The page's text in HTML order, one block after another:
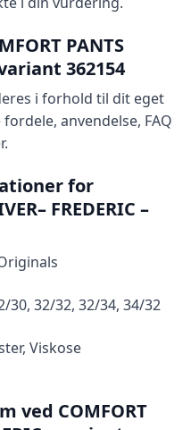
PANTS
variant 362154
i forhold til dit eget
anvendelse, FAQ
for
FREDERIC –
30, 32/32, 32/34, 34/32
Viskose
ved COMFORT